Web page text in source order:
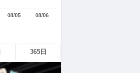
08/05 08/06
365日